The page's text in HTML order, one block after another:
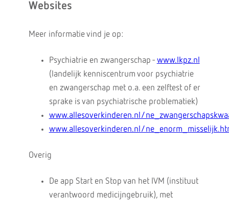
Websites
Meer informatie vind je op:
Psychiatrie en zwangerschap - www.lkpz.nl
(landelijk kenniscentrum voor psychiatrie
en zwangerschap met o.a. een zelftest of er
sprake is van psychiatrische problematiek)
www.allesoverkinderen.nl/
www.allesoverkinderen.nl/
Overig
De app Start en Stop van het IVM (instituut
verantwoord medicijngebruik), met